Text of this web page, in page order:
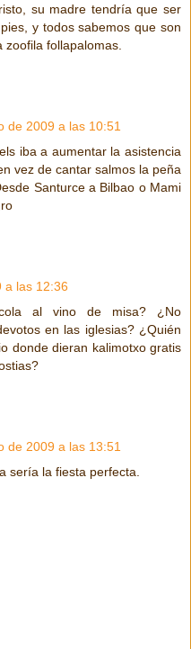
su madre tendría que ser
y todos sabemos que son
follapalomas.
de 2009 a las 10:51
iba a aumentar la asistencia
vez de cantar salmos la peña
Santurce a Bilbao o Mami
a las 12:36
al vino de misa? ¿No
en las iglesias? ¿Quién
donde dieran kalimotxo gratis
de 2009 a las 13:51
sería la fiesta perfecta.